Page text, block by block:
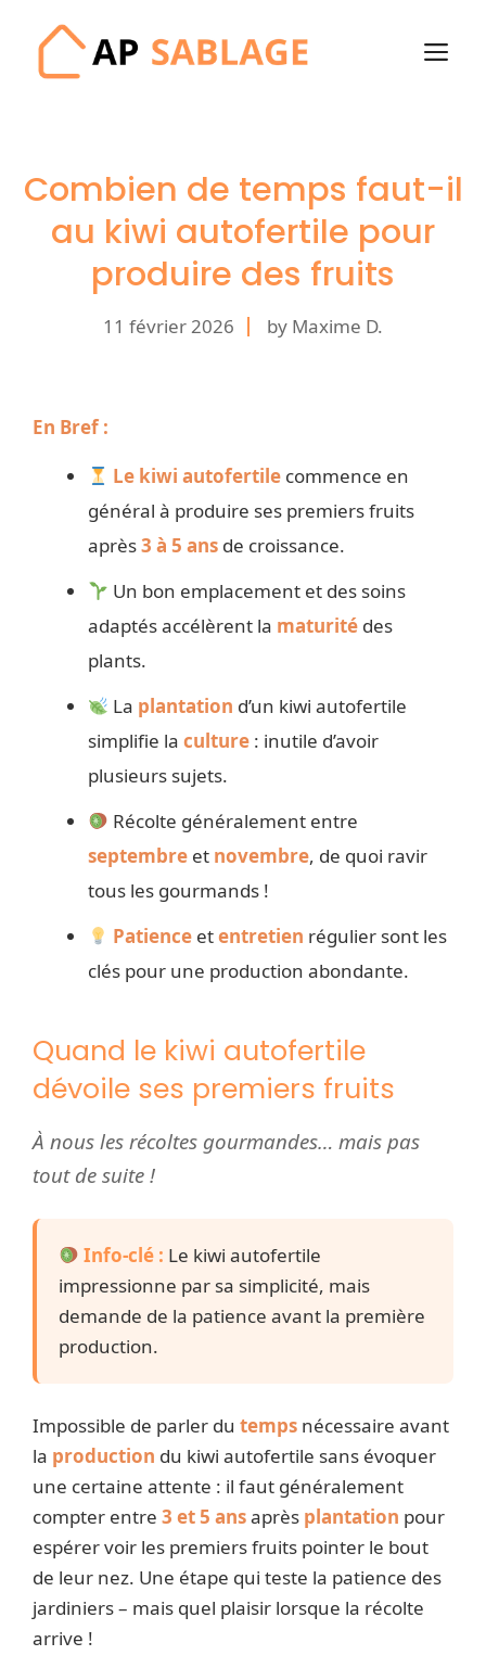
contenu
Combien de temps faut-il
au kiwi autofertile pour
produire des fruits
11 février 2026 by Maxime D.
En Bref :
Le kiwi autofertile commence en
général à produire ses premiers fruits
après3 à 5 ans de croissance.
Un bon emplacement et des soins
adaptés accélèrent la maturité des
plants.
La plantation d’un kiwi autofertile
simplifie la culture : inutile d’avoir
plusieurs sujets.
Récolte généralement entre
septembre et novembre, de quoi ravir
tous les gourmands !
Patience etentretien régulier sont les
clés pour une production abondante.
Quand le kiwi autofertile
dévoile ses premiers fruits
À nous les récoltes gourmandes… mais pas
tout de suite !
Info-clé : Le kiwi autofertile
impressionne par sa simplicité, mais
demande de la patience avant la première
production.
Impossible de parler du temps nécessaire avant
la production du kiwi autofertile sans évoquer
une certaine attente : il faut généralement
compter entre 3 et 5 ansaprès plantation pour
espérer voir les premiers fruits pointer le bout
de leur nez. Une étape qui teste la patience des
jardiniers – mais quel plaisir lorsque la récolte
arrive !